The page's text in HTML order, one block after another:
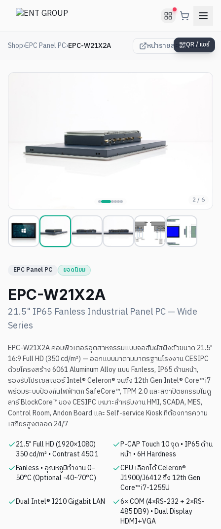
Shop›EPC Panel PC›EPC-W21X2A หน้ารายละเอียดซีรีส์
3/ 6
EPC Panel PC ยอดนิยม
EPC-W21X2A
21.5" IP65 Fanless Industrial Panel PC — Wide
Series
EPC-W21X2A คอมพิวเตอร์อุตสาหกรรมแบบจอสัมผัสฝังตัวขนาด 21.5"
16:9 Full HD (350 cd/m²) — ออกแบบมาตามมาตรฐานโรงงาน CESIPC
ด้วยโครงสร้าง 6061 Aluminum Alloy แบบ Fanless, IP65 ด้านหน้า,
รองรับโปรเซสเซอร์ Intel® Celeron® จนถึง 12th Gen Intel® Core™ i7
พร้อมระบบป้องกันไฟฟ้าตก SafeCore™, TPM 2.0 และสถาปัตยกรรมโมดู
ลาร์ BlockCore™ ของ CESIPC เหมาะสำหรับงาน HMI, SCADA, MES,
Control Room, Andon Board และ Self-service Kiosk ที่ต้องการความ
เสถียรสูงตลอด 24/7
21.5" Full HD (1920×1080)
350 cd/m² • Contrast 450:1
P-CAP Touch 10 จุด • IP65 ด้าน
หน้า • 6H Hardness
Fanless • อุณหภูมิทำงาน 0–
50°C (Optional -40~70°C)
CPU เลือกได้ Celeron®
J1900/J6412 ถึง 12th Gen
Core™ i7-1255U
Dual Intel® I210 Gigabit LAN
6× COM (4×RS-232 + 2×RS-
485 DB9) • Dual Display
HDMI+VGA
QR / แชร์